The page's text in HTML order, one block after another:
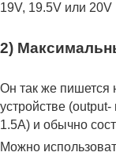
19V, 19.5V или 20V
2)
Он так же пишется
устройстве
1.5A) и обычно
Можно